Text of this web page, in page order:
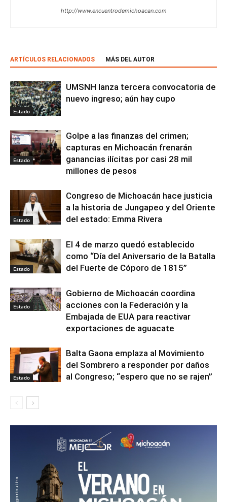
http://www.encuentrodemichoacan.com
ARTÍCULOS RELACIONADOS MÁS DEL AUTOR
Estado
UMSNH lanza tercera convocatoria de
nuevo ingreso; aún hay cupo
Estado
Golpe a las finanzas del crimen;
capturas en Michoacán frenarán
ganancias ilícitas por casi 28 mil
millones de pesos
Estado
Congreso de Michoacán hace justicia
a la historia de Jungapeo y del Oriente
del estado: Emma Rivera
Estado
El 4 de marzo quedó establecido
como “Día del Aniversario de la Batalla
del Fuerte de Cóporo de 1815”
Estado
Gobierno de Michoacán coordina
acciones con la Federación y la
Embajada de EUA para reactivar
exportaciones de aguacate
Estado
Balta Gaona emplaza al Movimiento
del Sombrero a responder por daños
al Congreso; “espero que no se rajen”